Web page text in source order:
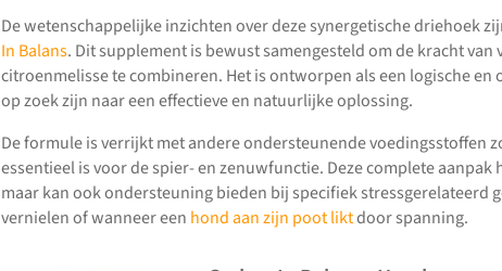
De wetenschappelijke inzichten over deze synergetische driehoek
In Balans. Dit supplement is bewust samengesteld om de kracht van
citroenmelisse te combineren. Het is ontworpen als een logische
op zoek zijn naar een effectieve en natuurlijke oplossing.
De formule is verrijkt met andere ondersteunende voedingsstoffen
essentieel is voor de spier- en zenuwfunctie. Deze complete
maar kan ook ondersteuning bieden bij specifiek stressgerelateerd
vernielen of wanneer een hond aan zijn poot liktdoor spanning.